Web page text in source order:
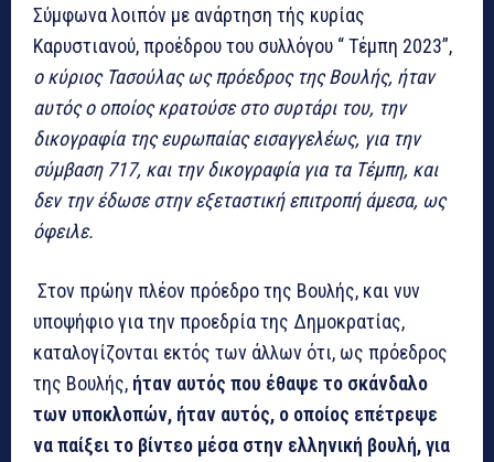
Σύμφωνα λοιπόν με ανάρτηση τής κυρίας
Καρυστιανού, προέδρου του συλλόγου “ Τέμπη 2023”,
ο κύριος Τασούλας ως πρόεδρος της Βουλής, ήταν
αυτός ο οποίος κρατούσε στο συρτάρι του, την
δικογραφία της ευρωπαίας εισαγγελέως, για την
σύμβαση 717, και την δικογραφία για τα Τέμπη, και
δεν την έδωσε στην εξεταστική επιτροπή άμεσα, ως
όφειλε.
Στον πρώην πλέον πρόεδρο της Βουλής, και νυν
υποψήφιο για την προεδρία της Δημοκρατίας,
καταλογίζονται εκτός των άλλων ότι, ως πρόεδρος
της Βουλής, ήταν αυτός που έθαψε το σκάνδαλο
των υποκλοπών, ήταν αυτός, ο οποίος επέτρεψε
να παίξει το βίντεο μέσα στην ελληνική βουλή, για